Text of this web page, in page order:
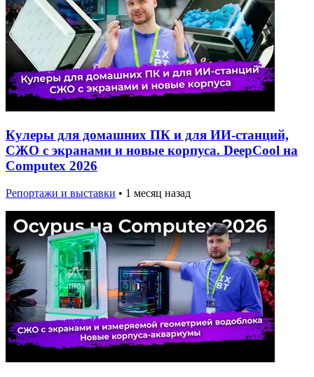
Кулеры для домашних ПК и для ИИ-станций,
СЖО с экранами и новые корпуса. DeepCool на
Computex 2026
Репортажи и выставки • 1 месяц назад